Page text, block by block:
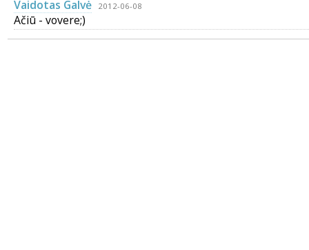
Vaidotas Galvė
2012-06-08
Ačiū - vovere;)